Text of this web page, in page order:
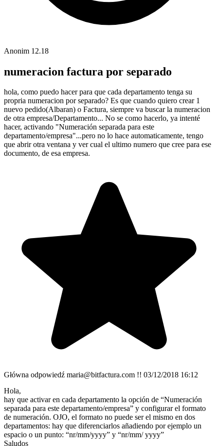
Anonim 12.18
numeracion factura por separado
hola, como puedo hacer para que cada departamento tenga su
propria numeracion por separado? Es que cuando quiero crear 1
nuevo pedido(Albaran) o Factura, siempre va buscar la numeracion
de otra empresa/Departamento... No se como hacerlo, ya intenté
hacer, activando "Numeración separada para este
departamento/empresa"...pero no lo hace automaticamente, tengo
que abrir otra ventana y ver cual el ultimo numero que cree para ese
documento, de esa empresa.
Główna odpowiedź maria@bitfactura.com !! 03/12/2018 16:12
Hola,
hay que activar en cada departamento la opción de “Numeración
separada para este departamento/empresa” y configurar el formato
de numeración. OJO, el formato no puede ser el mismo en dos
departamentos: hay que diferenciarlos añadiendo por ejemplo un
espacio o un punto: “nr/mm/yyyy” y “nr/mm/ yyyy”
Saludos